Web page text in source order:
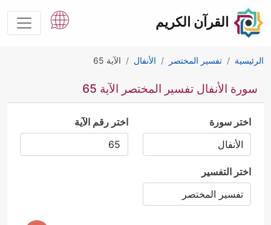
القرآن الكريم
الرئيسية تفسير المختصر الأنفال الآية 65
سورة الأنفال تفسير المختصر الآية 65
اختر سورة اختر رقم الآية
اختر التفسير